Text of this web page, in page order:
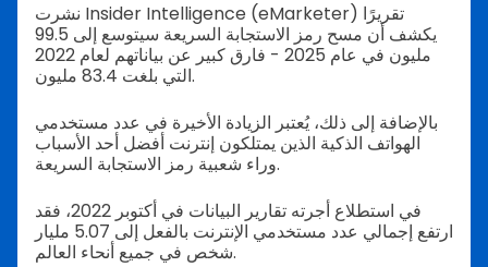
نشرت Insider Intelligence (eMarketer) تقريرًا
يكشف أن مسح رمز الاستجابة السريعة سيتوسع إلى 99.5
مليون في عام 2025 - فارق كبير عن بياناتهم لعام 2022
التي بلغت 83.4 مليون.
بالإضافة إلى ذلك، يُعتبر الزيادة الأخيرة في عدد مستخدمي
الهواتف الذكية الذين يمتلكون إنترنت أفضل أحد الأسباب
وراء شعبية رمز الاستجابة السريعة.
في استطلاع أجرته تقارير البيانات في أكتوبر 2022، فقد
ارتفع إجمالي عدد مستخدمي الإنترنت بالفعل إلى 5.07 مليار
شخص في جميع أنحاء العالم.